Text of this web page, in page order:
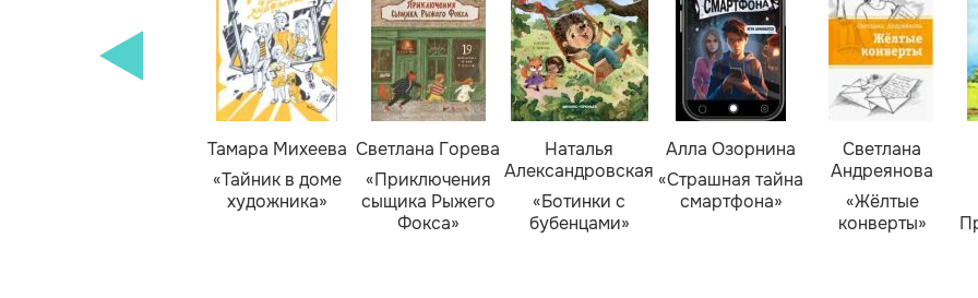
Тамара Михеева
«Тайник в доме
художника»
Светлана Горева
«Приключения
сыщика Рыжего
Фокса»
Наталья
Александровская
«Ботинки с
бубенцами»
Алла Озорнина
«Страшная тайна
смартфона»
Светлана
Андреянова
«Жёлтые
конверты»